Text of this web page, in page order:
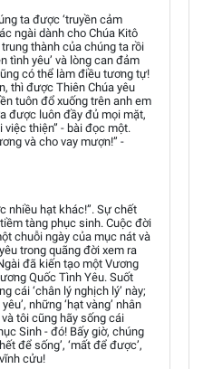
ta được ‘truyền cảm
ngài dành cho Chúa Kitô
thành của chúng ta rồi
tình yêu’ và lòng can đảm
có thể làm điều tương tự!
thì được Thiên Chúa yêu
tuôn đổ xuống trên anh em
được luôn đầy đủ mọi mặt,
thiện” - bài đọc một.
và cho vay mượn!” -
nhiều hạt khác!”. Sự chết
tàng phục sinh. Cuộc đời
chuỗi ngày của mục nát và
trong quãng đời xem ra
đã kiến tạo một Vương
Quốc Tình Yêu. Suốt
cái ‘chân lý nghịch lý’ này;
những ‘hạt vàng’ nhân
tôi cũng hãy sống cái
Sinh - đó! Bấy giờ, chúng
để sống’, ‘mất để được’,
cửu!